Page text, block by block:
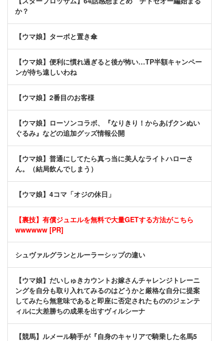
か？
【ウマ娘】ターボと置き傘
【ウマ娘】便利に慣れ過ぎると後が怖い…TP半額キャンペー
ンが待ち遠しいわね
【ウマ娘】2番目のお客様
【ウマ娘】ローソンコラボ、『なりきり！からあげクンぬい
ぐるみ』などの追加グッズ情報公開
【ウマ娘】普通にしてたら真っ当に美人なライトハローさ
ん。（結局飲んでしまう）
【ウマ娘】4コマ「オジの休日」
【裏技】有償ジュエルを無料で大量GETする方法がこちら
wwwwww [PR]
シュヴァルグランとルーラーシップの違い
【ウマ娘】だいしゅきカウントお嫁さんチャレンジトレーニ
ングを自分も取り入れてみるのはどうかと厳格な自分に提案
してみたら無意味であると即座に否定されたもののジェンテ
ィルに大差勝ちの成果を出すヴィルシーナ
【競馬】ルメール騎手が『自身のキャリアで騎乗した名馬5